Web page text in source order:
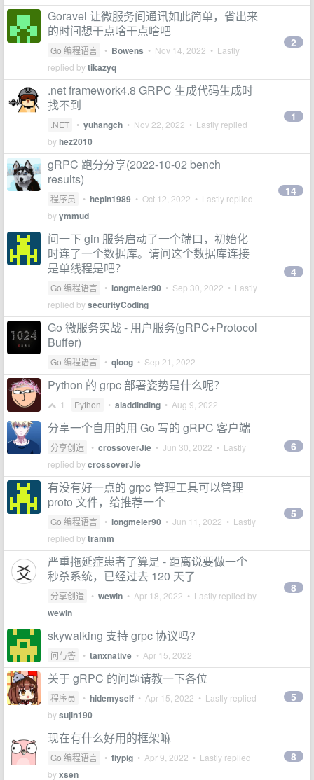
Goravel 让微服务间通讯如此简单，省出来
的时间想干点啥干点啥吧
Go 编程语言 • Bowens • Nov 14, 2022 • Lastly
replied bytikazyq
2
.net framework4.8 GRPC 生成代码生成时
找不到
.NET • yuhangch • Nov 22, 2022 • Lastly replied
byhez2010
1
gRPC 跑分分享(2022-10-02 bench
results)
程序员 • hepin1989 • Oct 12, 2022 • Lastly replied
byymmud
14
问一下 gin 服务启动了一个端口，初始化
时连了一个数据库。请问这个数据库连接
是单线程是吧？
Go 编程语言 • longmeier90 • Sep 30, 2022 • Lastly
replied bysecurityCoding
4
Go 微服务实战 - 用户服务(gRPC+Protocol
Buffer)
Go 编程语言 • qloog • Sep 21, 2022
Python 的 grpc 部署姿势是什么呢？
1 Python • aladdinding • Aug 9, 2022
分享一个自用的用 Go 写的 gRPC 客户端
分享创造 • crossoverJie • Jun 30, 2022 • Lastly
replied bycrossoverJie
6
有没有好一点的 grpc 管理工具可以管理
proto 文件，给推荐一个
Go 编程语言 • longmeier90 • Jun 11, 2022 • Lastly
replied bytramm
5
严重拖延症患者了算是 - 距离说要做一个
秒杀系统，已经过去 120 天了
分享创造 • wewin • Apr 18, 2022 • Lastly replied by
wewin
8
skywalking 支持 grpc 协议吗?
问与答 • tanxnative • Apr 15, 2022
关于 gRPC 的问题请教一下各位
程序员 • hidemyself • Apr 15, 2022 • Lastly replied
bysujin190
5
现在有什么好用的框架嘛
Go 编程语言 • fiypig • Apr 9, 2022 • Lastly replied
byxsen
8